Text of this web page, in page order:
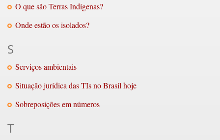
O que são Terras Indígenas?
Onde estão os isolados?
S
Serviços ambientais
Situação jurídica das TIs no Brasil hoje
Sobreposições em números
T